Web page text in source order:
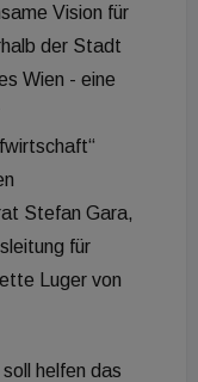
Vision für
der Stadt
Wien - eine
Stefan Gara,
für
Luger von
helfen das